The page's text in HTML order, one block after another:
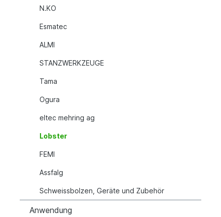
N.KO
Esmatec
ALMI
STANZWERKZEUGE
Tama
Ogura
eltec mehring ag
Lobster
FEMI
Assfalg
Schweissbolzen, Geräte und Zubehör
Anwendung